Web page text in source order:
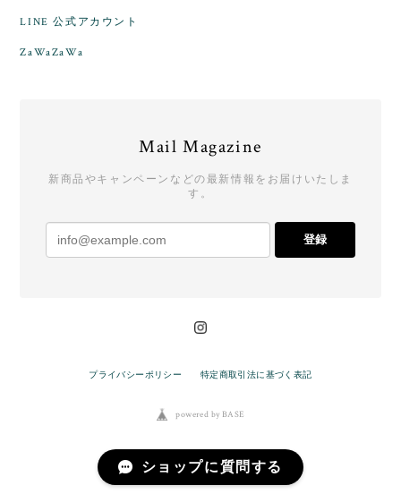
LINE 公式アカウント
ZaWaZaWa
Mail Magazine
新商品やキャンペーンなどの最新情報をお届けいたしま
す。
登録
プライバシーポリシー 特定商取引法に基づく表記
powered by BASE
ショップに質問する